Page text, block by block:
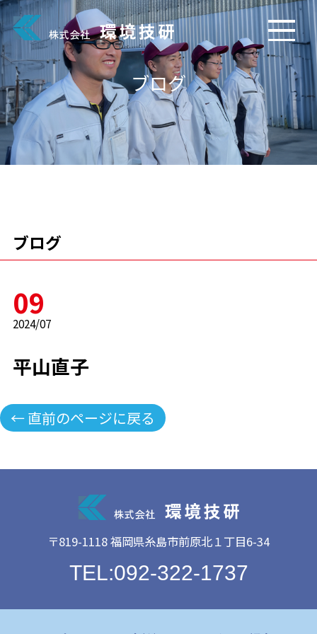
ブログ
ブログ
09
2024/07
平山直子
← 直前のページに戻る
〒819-1118 福岡県糸島市前原北１丁目6-34
TEL:092-322-1737